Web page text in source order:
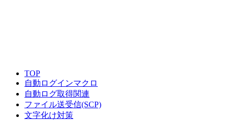
TOP
自動ログインマクロ
自動ログ取得関連
ファイル送受信(SCP)
文字化け対策